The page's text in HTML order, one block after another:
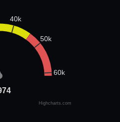
40k
50k
60k
Highcharts.com